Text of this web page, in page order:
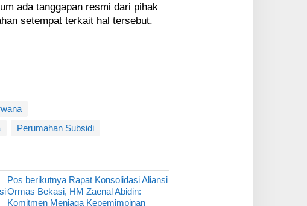
ada tanggapan resmi dari pihak
setempat terkait hal tersebut.
Perumahan Subsidi
Pos berikutnya Rapat Konsolidasi Aliansi
Ormas Bekasi, HM Zaenal Abidin:
Komitmen Menjaga Kepemimpinan